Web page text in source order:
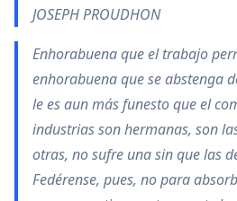
JOSEPH PROUDHON
Enhorabuena que el trabajo
enhorabuena que se abstenga
le es aun más funesto que el
industrias son hermanas, son
otras, no sufre una sin que las
Fedérense, pues, no para